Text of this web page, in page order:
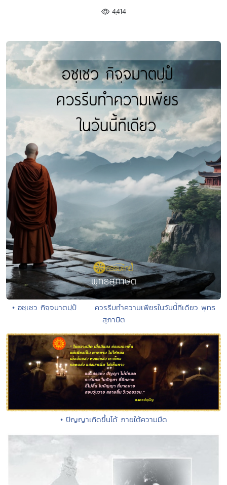
4,414
• อชฺเชว กิจฺจมาตปฺปํ ควรรีบทำความเพียรในวันนี้ทีเดียว พุทธ
สุภาษิต
• ปัญญาเกิดขึ้นได้ ภายใต้ความมืด